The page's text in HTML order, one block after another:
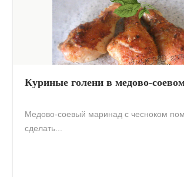
Куриные голени в медово-
Медово-соевый маринад с чесноком
сделать...